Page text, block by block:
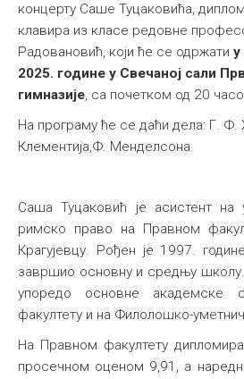
концерту Саше Туцаковића,
клавира из класе редовне
Радовановић, који ће се одржати у
2025. године у Свечаној сали
гимназије, са почетком од 20
На програму ће се даћи дела: Г. Ф.
Клементија,Ф. Менделсона.
Саша Туцаковић је асистент на
римско право на Правном
Крагујевцу. Рођен је 1997.
завршио основну и средњу школу.
упоредо основне академске
факултету и на Филолошко-
На Правном факултету
просечном оценом 9,91, а